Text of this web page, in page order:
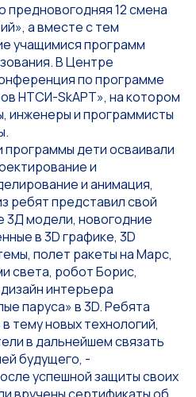
12 смена
а вместе с тем
учащимися программ
В Центре
по программе
HTCИ-SkАРТ», на котором
инженеры и программисты
дети осваивали
и
и анимация,
ребят представил свой
3Д модели, новогодние
в 3D графике, 3D
полет ракеты на Марс,
света, робот Борис,
интерьера
паруса» в 3D. Ребята
тему новых технологий,
в дальнейшем связать
будущего, -
успешной защиты своих